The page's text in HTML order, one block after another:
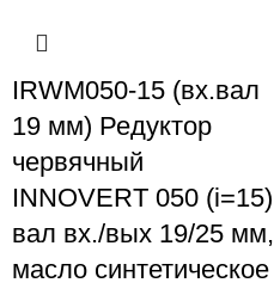
IRWM050-15 (вх.вал
19 мм) Редуктор
червячный
INNOVERT 050 (i=15)
вал вх./вых 19/25 мм,
масло синтетическое